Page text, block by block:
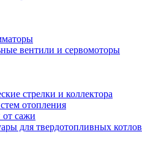
вентили и сервомоторы
стрелки и коллектора
отопления
от сажи
для твердотопливных котлов